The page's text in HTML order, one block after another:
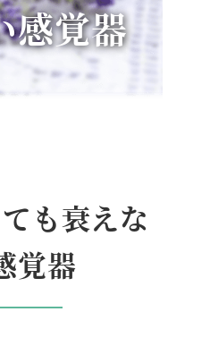
感覚器
も衰えな
覚器